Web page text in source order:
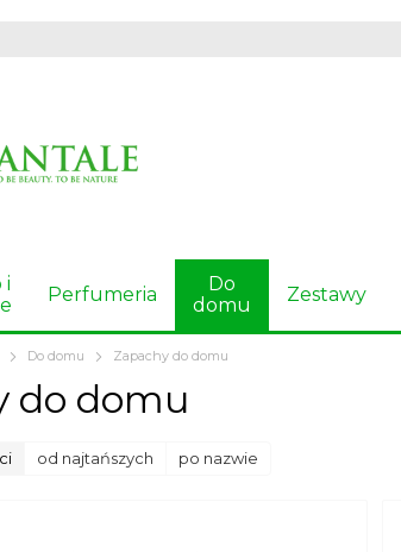
i
Perfumeria
Do
domu
Zestawy
Do domu Zapachy do domu
do domu
od najtańszych po nazwie